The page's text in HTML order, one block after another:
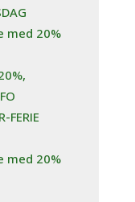
med 20%
FERIE
med 20%